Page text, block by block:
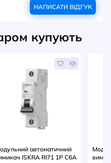
НАПИСАТИ ВІДГУК
купують
автоматичний
ISKRA RI71 1P C6A